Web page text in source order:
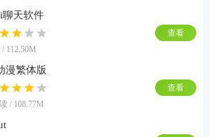
聊天软件
112.50M
查看
漫繁体版
/ 108.77M
查看